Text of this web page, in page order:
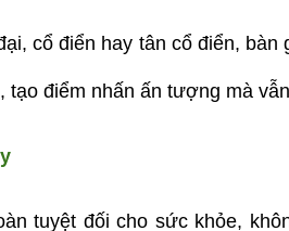
cổ điển hay tân cổ điển,
điểm nhấn ấn tượng mà
tuyệt đối cho sức khỏe,